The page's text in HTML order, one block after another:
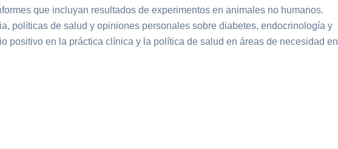
que incluyan resultados de experimentos en animales no humanos.
políticas de salud y opiniones personales sobre diabetes, endocrinología y
positivo en la práctica clínica y la política de salud en áreas de necesidad en